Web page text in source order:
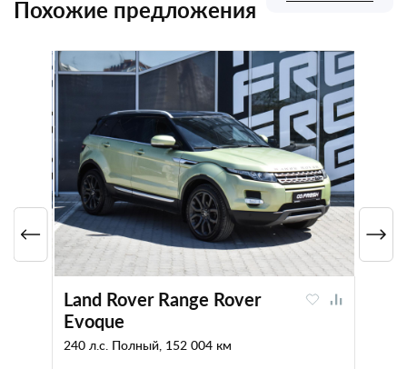
Похожие предложения
Land Rover Range Rover
Evoque
240 л.с. Полный, 152 004 км